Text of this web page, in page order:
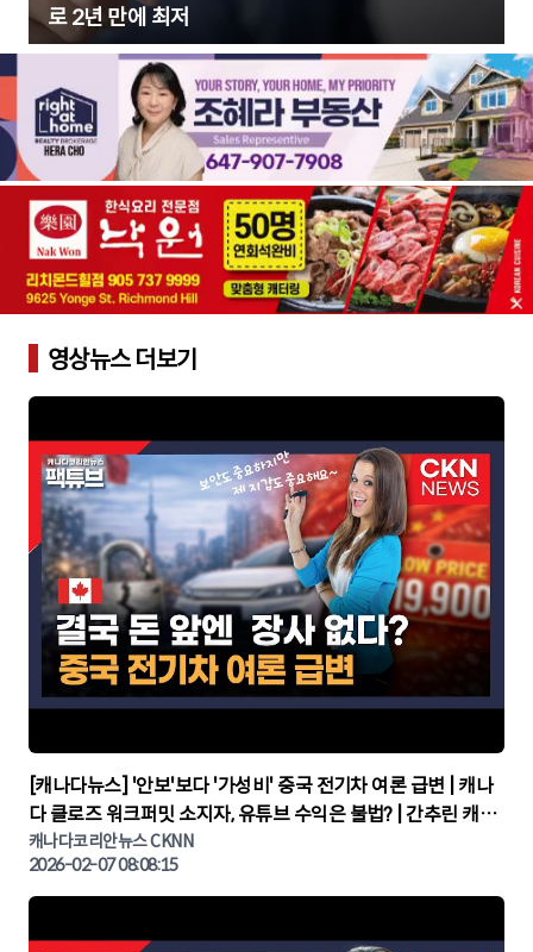
로 2년 만에 최저
영상뉴스 더보기
▶
[캐나다뉴스] '안보'보다 '가성비' 중국 전기차 여론 급변 | 캐나
다 클로즈 워크퍼밋 소지자, 유튜브 수익은 불법? | 간추린 캐나
다뉴스 | CKNNEWS, 캐나다코리안뉴스
캐나다코리안뉴스 CKNN
2026-02-07 08:08:15